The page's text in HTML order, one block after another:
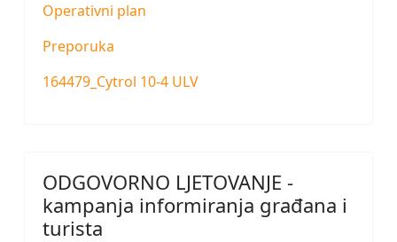
Operativni plan
Preporuka
164479_Cytrol 10-4 ULV
ODGOVORNO LJETOVANJE -
kampanja informiranja građana i
turista